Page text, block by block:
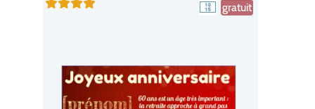
gratuit